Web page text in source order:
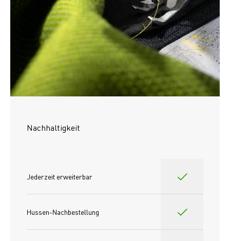
Nachhaltigkeit
Jederzeit erweiterbar
Hussen-Nachbestellung